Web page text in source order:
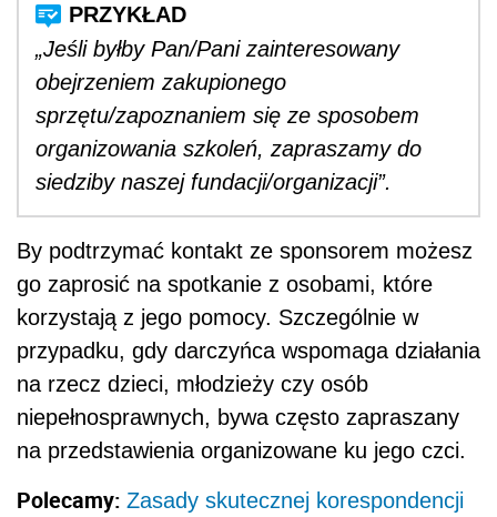
„Jeśli byłby Pan/Pani zainteresowany
obejrzeniem zakupionego
sprzętu/zapoznaniem się ze sposobem
organizowania szkoleń, zapraszamy do
siedziby naszej fundacji/organizacji”.
By podtrzymać kontakt ze sponsorem możesz
go zaprosić na spotkanie z osobami, które
korzystają z jego pomocy. Szczególnie w
przypadku, gdy darczyńca wspomaga działania
na rzecz dzieci, młodzieży czy osób
niepełnosprawnych, bywa często zapraszany
na przedstawienia organizowane ku jego czci.
Polecamy: Zasady skutecznej korespondencji